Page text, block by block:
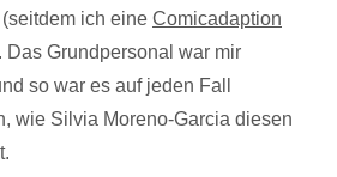
ich eine Comicadaption
Das Grundpersonal war mir
so war es auf jeden Fall
wie Silvia Moreno-Garcia diesen